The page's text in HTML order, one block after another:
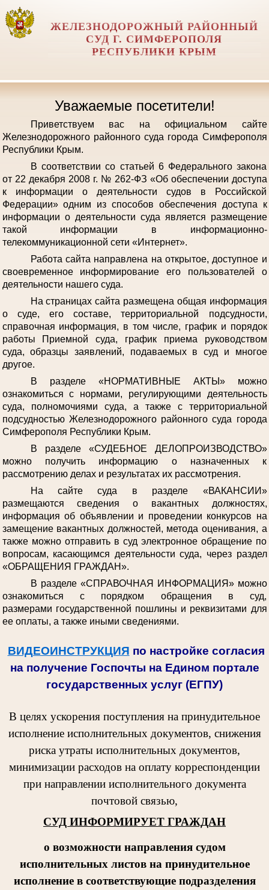
ЖЕЛЕЗНОДОРОЖНЫЙ РАЙОННЫЙ
СУД Г. СИМФЕРОПОЛЯ
РЕСПУБЛИКИ КРЫМ
Уважаемые посетители!
Приветствуем вас на официальном сайте
Железнодорожного районного суда города Симферополя
Республики Крым.
В соответствии со статьей 6 Федерального закона
от 22 декабря 2008 г. № 262-ФЗ «Об обеспечении доступа
к информации о деятельности судов в Российской
Федерации» одним из способов обеспечения доступа к
информации о деятельности суда является размещение
такой информации в информационно-
телекоммуникационной сети «Интернет».
Работа сайта направлена на открытое, доступное и
своевременное информирование его пользователей о
деятельности нашего суда.
На страницах сайта размещена общая информация
о суде, его составе, территориальной подсудности,
справочная информация, в том числе, график и порядок
работы Приемной суда, график приема руководством
суда, образцы заявлений, подаваемых в суд и многое
другое.
В разделе «НОРМАТИВНЫЕ АКТЫ» можно
ознакомиться с нормами, регулирующими деятельность
суда, полномочиями суда, а также с территориальной
подсудностью Железнодорожного районного суда города
Симферополя Республики Крым.
В разделе «СУДЕБНОЕ ДЕЛОПРОИЗВОДСТВО»
можно получить информацию о назначенных к
рассмотрению делах и результатах их рассмотрения.
На сайте суда в разделе «ВАКАНСИИ»
размещаются сведения о вакантных должностях,
информация об объявлении и проведении конкурсов на
замещение вакантных должностей, метода оценивания, а
также можно отправить в суд электронное обращение по
вопросам, касающимся деятельности суда, через раздел
«ОБРАЩЕНИЯ ГРАЖДАН».
В разделе «СПРАВОЧНАЯ ИНФОРМАЦИЯ» можно
ознакомиться с порядком обращения в суд,
размерами государственной пошлины и реквизитами для
ее оплаты, а также иными сведениями.
ВИДЕОИНСТРУКЦИЯ по настройке согласия
на получение Госпочты на Едином портале
государственных услуг (ЕГПУ)
В целях ускорения поступления на принудительное
исполнение исполнительных документов, снижения
риска утраты исполнительных документов,
минимизации расходов на оплату корреспонденции
при направлении исполнительного документа
почтовой связью,
СУД ИНФОРМИРУЕТ ГРАЖДАН
о возможности направления судом
исполнительных листов на принудительное
исполнение в соответствующие подразделения